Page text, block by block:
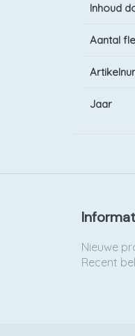
Inhoud
Aantal
Jaar
Nieuwe
Recent